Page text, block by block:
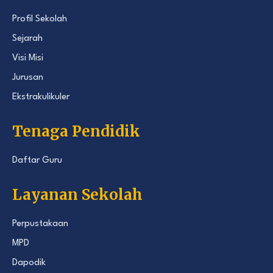
Profil Sekolah
Sejarah
Visi Misi
Jurusan
Ekstrakulikuler
Tenaga Pendidik
Daftar Guru
Layanan Sekolah
Perpustakaan
MPD
Dapodik